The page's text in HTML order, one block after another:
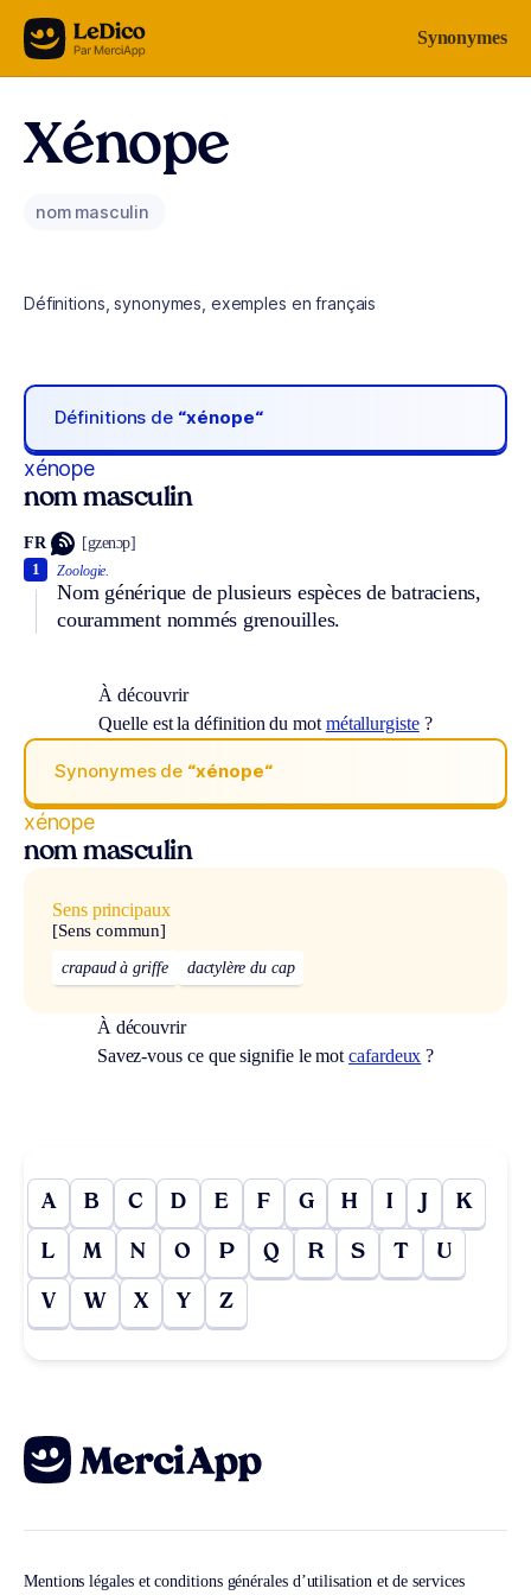
Aller au contenu Synonymes
Xénope
nom masculin
Définitions, synonymes, exemples en français
Définitions de “xénope“
xénope
nom masculin
FR [gzenɔp]
Zoologie.
Nom générique de plusieurs espèces de batraciens,
couramment nommés grenouilles.
1
À découvrir
Quelle est la définition du mot métallurgiste?
Synonymes de “xénope“
xénope
nom masculin
Sens principaux
[Sens commun]
crapaud à griffe dactylère du cap
À découvrir
Savez-vous ce que signifie le motcafardeux ?
A B C D E F G H I J K
L M N O P Q R S T U
V W X Y Z
Mentions légales et conditions générales d’utilisation et de services